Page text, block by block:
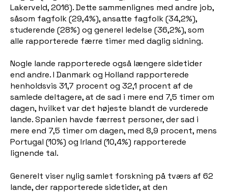
Lakerveld, 2016). Dette sammenlignes med andre job,
såsom fagfolk (29,4%), ansatte fagfolk (34,2%),
studerende (28%) og generel ledelse (36,2%), som
alle rapporterede færre timer med daglig sidning.
Nogle lande rapporterede også længere sidetider
end andre. I Danmark og Holland rapporterede
henholdsvis 31,7 procent og 32,1 procent af de
samlede deltagere, at de sad i mere end 7,5 timer om
dagen, hvilket var det højeste blandt de vurderede
lande. Spanien havde færrest personer, der sad i
mere end 7,5 timer om dagen, med 8,9 procent, mens
Portugal (10%) og Irland (10,4%) rapporterede
lignende tal.
Generelt viser nylig samlet forskning på tværs af 62
lande, der rapporterede sidetider, at den